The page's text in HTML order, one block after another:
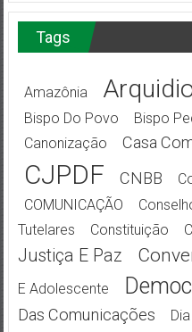
Tags
Amazônia
Bispo Do Povo
Bispo
Canonização
Casa
CJPDF CNBB
COMUNICAÇÃO
Tutelares
Constituição
Justiça E Paz
E Adolescente
Das Comunicações